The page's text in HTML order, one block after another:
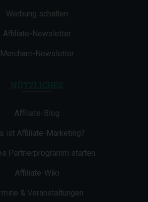
Werbung schalten
Affiliate-Newsletter
Merchant-Newsletter
Affiliate-Blog
ist Affiliate-Marketing?
Partnerprogramm starten
Affiliate-Wiki
& Veranstaltungen